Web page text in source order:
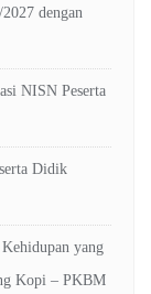
dengan
NISN Peserta
Didik
yang
Kopi – PKBM